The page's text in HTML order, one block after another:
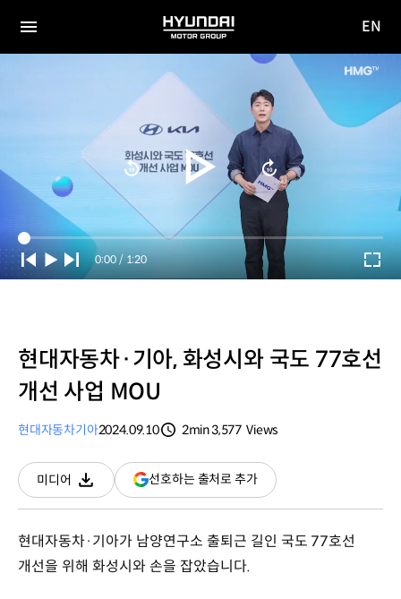
전체
HYUNDAI
MOTOR
GROUP
사이
EN
Current
Time
0:00 / Duration
1:20
현대자동차·기아, 화성시와 국도 77호선
개선 사업 MOU
현대자동차기아2024.09.10
2min3,577 Views
미디어
다운로드
선호하는 출처로 추가(새
창
현대자동차·기아가 남양연구소 출퇴근 길인 국도 77호선
개선을 위해 화성시와 손을 잡았습니다.